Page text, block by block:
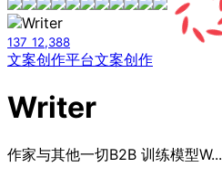
137 12,388
文案创作平台文案创作
Writer
作家与其他一切B2B 训练模型W...